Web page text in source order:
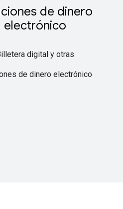
de dinero
electrónico
digital y otras
de dinero electrónico